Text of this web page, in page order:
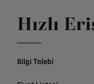
Hızlı
Bilgi Talebi